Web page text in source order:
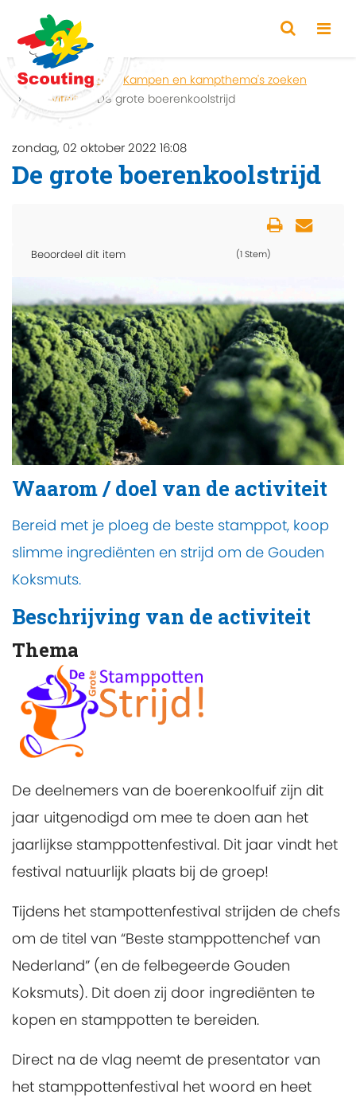
Home Zoeken
Kampen en kampthema's zoeken
Activiteit
De grote boerenkoolstrijd
zondag, 02 oktober 2022 16:08
De grote boerenkoolstrijd
Beoordeel dit item (1 Stem)
Waarom / doel van de activiteit
Bereid met je ploeg de beste stamppot, koop
slimme ingrediënten en strijd om de Gouden
Koksmuts.
Beschrijving van de activiteit
Thema
De deelnemers van de boerenkoolfuif zijn dit
jaar uitgenodigd om mee te doen aan het
jaarlijkse stamppottenfestival. Dit jaar vindt het
festival natuurlijk plaats bij de groep!
Tijdens het stampottenfestival strijden de chefs
om de titel van “Beste stamppottenchef van
Nederland” (en de felbegeerde Gouden
Koksmuts). Dit doen zij door ingrediënten te
kopen en stamppotten te bereiden.
Direct na de vlag neemt de presentator van
het stamppottenfestival het woord en heet